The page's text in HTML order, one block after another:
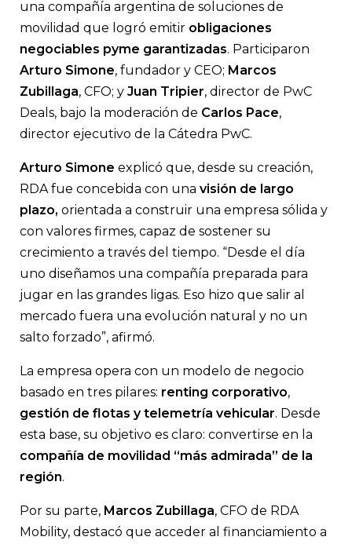
una compañía argentina de soluciones de
movilidad que logró emitir obligaciones
negociables pyme garantizadas. Participaron
Arturo Simone, fundador y CEO; Marcos
Zubillaga, CFO; y Juan Tripier, director de PwC
Deals, bajo la moderación de Carlos Pace,
director ejecutivo de la Cátedra PwC.
Arturo Simone explicó que, desde su creación,
RDA fue concebida con una visión de largo
plazo, orientada a construir una empresa sólida y
con valores firmes, capaz de sostener su
crecimiento a través del tiempo. “Desde el día
uno diseñamos una compañía preparada para
jugar en las grandes ligas. Eso hizo que salir al
mercado fuera una evolución natural y no un
salto forzado”, afirmó.
La empresa opera con un modelo de negocio
basado en tres pilares: renting corporativo,
gestión de flotas y telemetría vehicular. Desde
esta base, su objetivo es claro: convertirse en la
compañía de movilidad “más admirada” de la
región.
Por su parte, Marcos Zubillaga, CFO de RDA
Mobility, destacó que acceder al financiamiento a